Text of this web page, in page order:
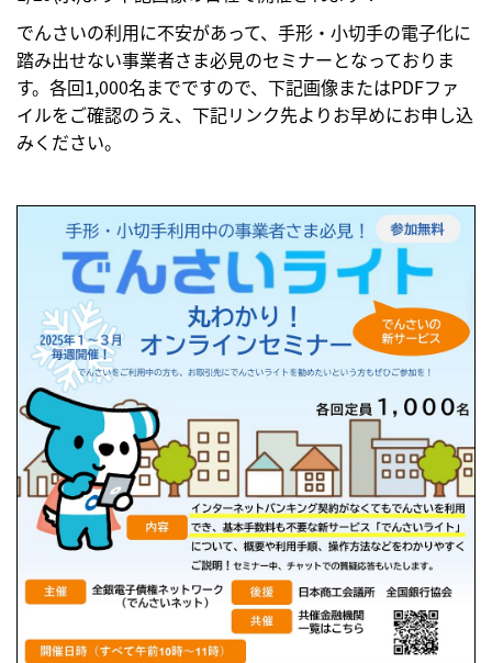
でんさいの利用に不安があって、手形・小切手の電子化に
踏み出せない事業者さま必見のセミナーとなっておりま
す。各回1,000名までですので、下記画像またはPDFファ
イルをご確認のうえ、下記リンク先よりお早めにお申し込
みください。